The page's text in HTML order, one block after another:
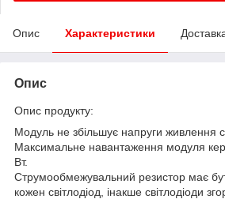
Опис Характеристики
Опис
Опис продукту:
Модуль не збільшує напруги живлення
Максимальне навантаження модуля
Вт.
Струмообмежувальний резистор має
кожен світлодіод, інакше світлодіоди